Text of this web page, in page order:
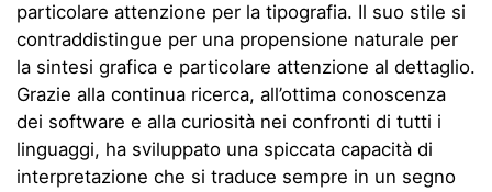
particolare attenzione per la tipografia. Il suo stile si
contraddistingue per una propensione naturale per
la sintesi grafica e particolare attenzione al dettaglio.
Grazie alla continua ricerca, all’ottima conoscenza
dei software e alla curiosità nei confronti di tutti i
linguaggi, ha sviluppato una spiccata capacità di
interpretazione che si traduce sempre in un segno